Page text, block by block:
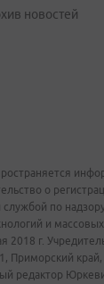
новостей
о
по
и
2018 г.
Приморский край,
редактор